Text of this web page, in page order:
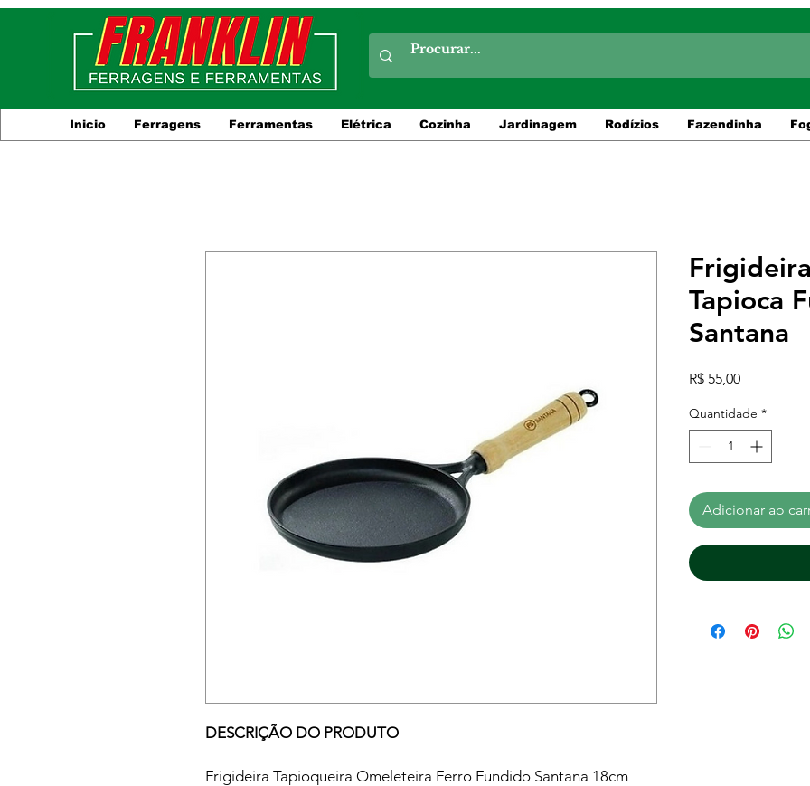
Inicio Ferragens Ferramentas Elétrica Cozinha Jardinagem Rodízios Fazendinha
DESCRIÇÃO DO PRODUTO
Frigideira Tapioqueira Omeleteira Ferro Fundido Santana 18cm
Tapioca
Santana
R$ 55,00Preço
Quantidade *
Adicionar ao